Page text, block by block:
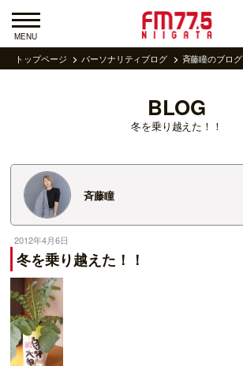
MENU
トップページ パーソナリティブログ 斉藤瞳のブログ
BLOG
冬を乗り越えた！！
斉藤瞳
2012年4月6日
冬を乗り越えた！！